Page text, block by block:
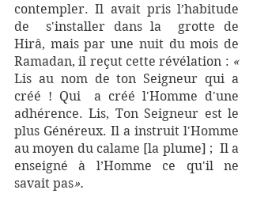
contempler. Il avait pris l’habitude
de  s'installer dans la  grotte de
Hirâ, mais par une nuit du mois de
Ramadan, il reçut cette révélation :
«
Lis au nom de ton Seigneur qui a
créé ! Qui  a créé l'Homme d'une
adhérence. Lis, Ton Seigneur est le
plus Généreux. Il a instruit l'Homme
au moyen du calame [la plume] ;  Il a
enseigné à l’Homme ce qu'il ne
savait pas».